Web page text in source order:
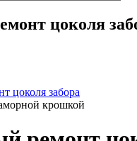
цоколя
цоколя забора
крошкой